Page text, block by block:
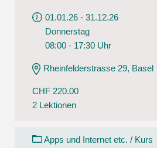
01.01.26 - 31.12.26
Donnerstag
08:00 - 17:30 Uhr
Rheinfelderstrasse 29, Basel
CHF 220.00
2 Lektionen
Apps und Internet etc. / Kurs